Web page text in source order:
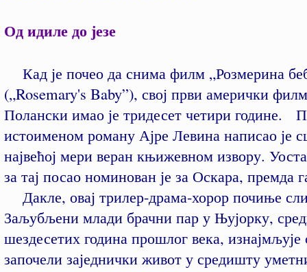
Од идиле до језе
Кад је почео да снима филм „Розмерина
(„Rosemary's Baby”), свој први амерички
Полански имао је тридесет четири године.
истоименом роману Ајре Левина написао је
највећој мери веран књижевном извору.
за тај посао номинован је за Оскара, премда
Дакле, овај трилер-драма-хорор почиње
Заљубљени млади брачни пар у Њујорку,
шездесетих година прошлог века, изнајмљује
започели заједнички живот у средишту